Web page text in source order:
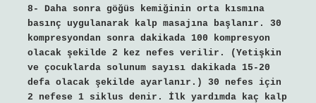
8- Daha sonra göğüs kemiğinin orta kısmına
basınç uygulanarak kalp masajına başlanır. 30
kompresyondan sonra dakikada 100 kompresyon
olacak şekilde 2 kez nefes verilir. (Yetişkin
ve çocuklarda solunum sayısı dakikada 15-20
defa olacak şekilde ayarlanır.) 30 nefes için
2 nefese 1 siklus denir. İlk yardımda kaç kalp